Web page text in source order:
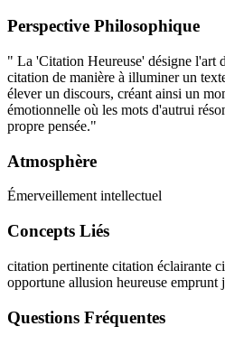
Perspective Philosophique
" La 'Citation Heureuse' désigne l'art
citation de manière à illuminer un
élever un discours, créant ainsi un
émotionnelle où les mots d'autrui
propre pensée."
Atmosphère
Émerveillement intellectuel
Concepts Liés
citation pertinente citation éclairante
opportune allusion heureuse emprunt
Questions Fréquentes